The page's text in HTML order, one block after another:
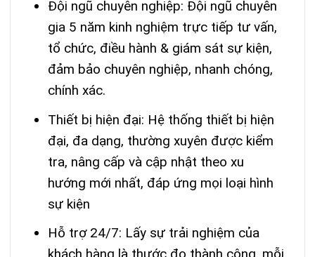
Đội ngũ chuyên nghiệp: Đội ngũ chuyên
gia 5 năm kinh nghiệm trực tiếp tư vấn,
tổ chức, điều hành & giám sát sự kiện,
đảm bảo chuyên nghiệp, nhanh chóng,
chính xác.
Thiết bị hiện đại: Hệ thống thiết bị hiện
đại, đa dạng, thường xuyên được kiểm
tra, nâng cấp và cập nhật theo xu
hướng mới nhất, đáp ứng mọi loại hình
sự kiện
Hỗ trợ 24/7: Lấy sự trải nghiệm của
khách hàng là thước đo thành công, mỗi